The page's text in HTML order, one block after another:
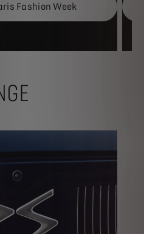
Fashion Week